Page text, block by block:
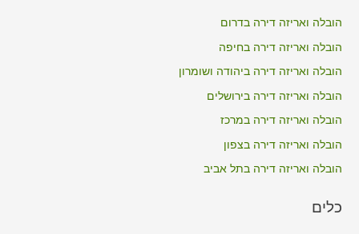
o
r
:
הובלה ואריזה דירה בדרום
הובלה ואריזה דירה בחיפה
הובלה ואריזה דירה ביהודה ושומרון
הובלה ואריזה דירה בירושלים
הובלה ואריזה דירה במרכז
הובלה ואריזה דירה בצפון
הובלה ואריזה דירה בתל אביב
כלים